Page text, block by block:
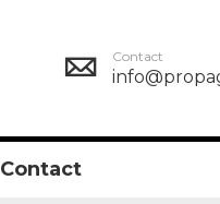
Contact
Contact